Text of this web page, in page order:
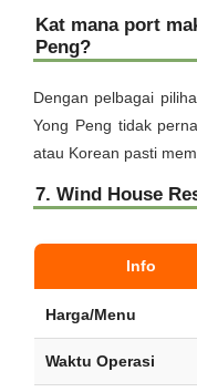
Kat mana port
Peng?
Dengan pelbagai
Yong Peng tidak
atau Korean pasti
7. Wind House
Info
Harga/Menu
Waktu Operasi